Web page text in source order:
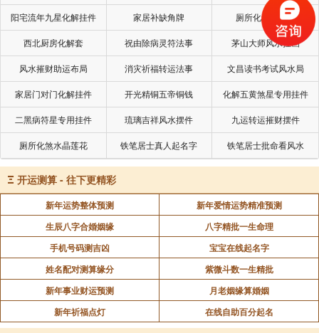
这则故事的大致意思：
庄子老婆死了，惠子去吊唁；发现他在那里敲着脸
盆唱着歌。
惠子大为不解，甚至感到这行为实在不合适。
庄子说：生死变化其实就和四季交替一样，总是从
无到有，从有到无，互相交替，天地万物的自然规律罢
阳宅流年九星化解挂件 家居补缺角牌 厕所化秽气煞套
西北厨房化解套 祝由除病灵符法事 茅山大师风水挂画
风水摧财助运布局 消灾祈福转运法事 文昌读书考试风水局
家居门对门化解挂件 开光精铜五帝铜钱 化解五黄煞星专用挂件
二黑病符星专用挂件 琉璃吉祥风水摆件 九运转运摧财摆件
厕所化煞水晶莲花 铁笔居士真人起名字 铁笔居士批命看风水
Ξ 开运测算 - 往下更精彩
新年运势整体预测
新年爱情运势精准预测
生辰八字合婚姻缘
八字精批一生命理
手机号码测吉凶
宝宝在线起名字
姓名配对测算缘分
紫微斗数一生精批
新年事业财运预测
月老姻缘算婚姻
新年祈福点灯
在线自助百分起名